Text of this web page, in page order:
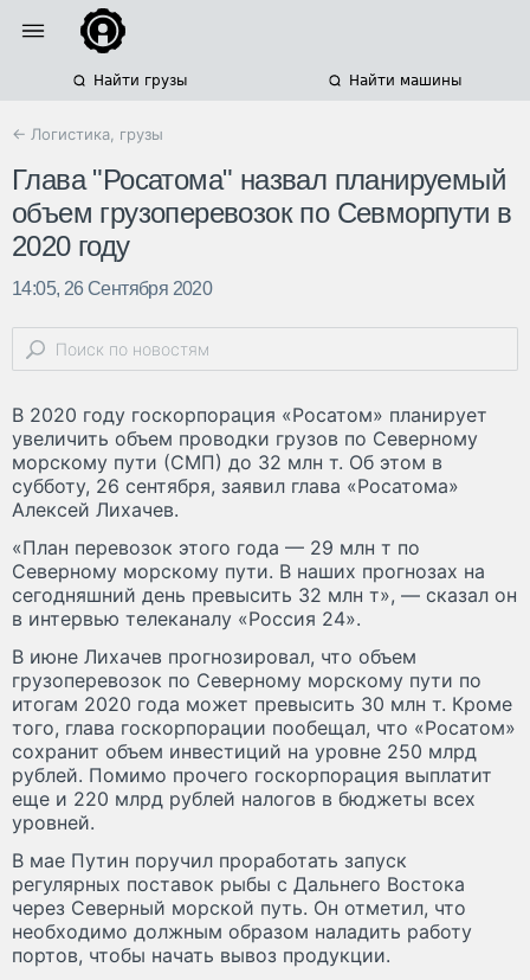
Найти грузы Найти машины
← Логистика, грузы
Глава "Росатома" назвал планируемый
объем грузоперевозок по Севморпути в
2020 году
14:05, 26 Сентября 2020
В 2020 году госкорпорация «Росатом» планирует
увеличить объем проводки грузов по Северному
морскому пути (СМП) до 32 млн т. Об этом в
субботу, 26 сентября, заявил глава «Росатома»
Алексей Лихачев.
«План перевозок этого года — 29 млн т по
Северному морскому пути. В наших прогнозах на
сегодняшний день превысить 32 млн т», — сказал он
в интервью телеканалу «Россия 24».
В июне Лихачев прогнозировал, что объем
грузоперевозок по Северному морскому пути по
итогам 2020 года может превысить 30 млн т. Кроме
того, глава госкорпорации пообещал, что «Росатом»
сохранит объем инвестиций на уровне 250 млрд
рублей. Помимо прочего госкорпорация выплатит
еще и 220 млрд рублей налогов в бюджеты всех
уровней.
В мае Путин поручил проработать запуск
регулярных поставок рыбы с Дальнего Востока
через Северный морской путь. Он отметил, что
необходимо должным образом наладить работу
портов, чтобы начать вывоз продукции.